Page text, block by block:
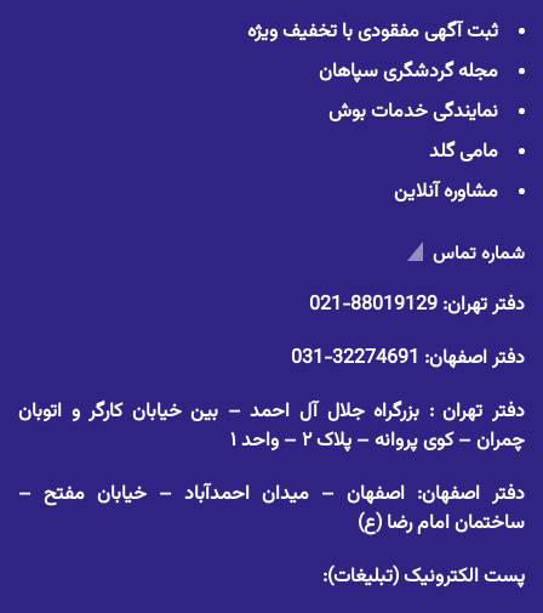
ثبت آگهی مفقودی با تخفیف ویژه
مجله گردشگری سپاهان
نمایندگی خدمات بوش
مامی گلد
مشاوره آنلاین
شماره تماس
دفتر تهران: 88019129-021
دفتر اصفهان: 32274691-031
دفتر تهران : بزرگراه جلال آل احمد – بین خیابان کارگر و اتوبان
چمران – کوی پروانه – پلاک ۲ – واحد ۱
دفتر اصفهان: اصفهان – میدان احمدآباد – خیابان مفتح –
ساختمان امام رضا (ع)
پست الکترونیک (تبلیغات):